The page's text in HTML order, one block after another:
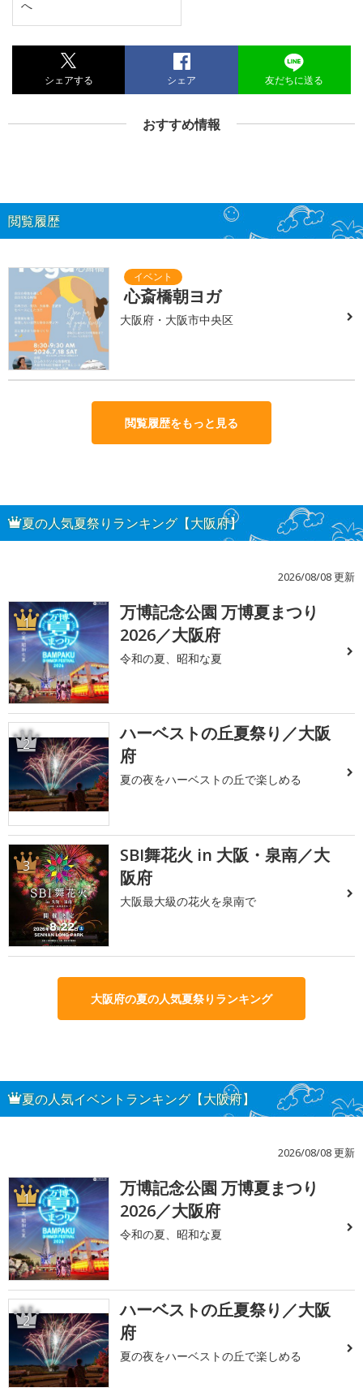
へ
シェアする シェア 友だちに送る
おすすめ情報
閲覧履歴
心斎橋朝ヨガ
大阪府・大阪市中央区
閲覧履歴をもっと見る
夏の人気夏祭りランキング【大阪府】
2026/08/08 更新
1
万博記念公園 万博夏まつり
2026／大阪府
令和の夏、昭和な夏
2
ハーベストの丘夏祭り／大阪
府
夏の夜をハーベストの丘で楽しめる
3
SBI舞花火 in 大阪・泉南／大
阪府
大阪最大級の花火を泉南で
大阪府の夏の人気夏祭りランキング
夏の人気イベントランキング【大阪府】
2026/08/08 更新
1
万博記念公園 万博夏まつり
2026／大阪府
令和の夏、昭和な夏
2
ハーベストの丘夏祭り／大阪
府
夏の夜をハーベストの丘で楽しめる